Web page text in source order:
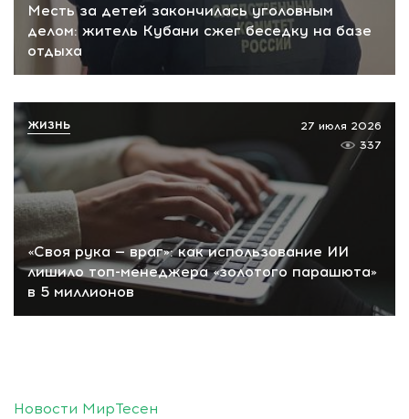
Месть за детей закончилась уголовным
делом: житель Кубани сжег беседку на базе
отдыха
«Своя рука — враг»: как использование ИИ
лишило топ-менеджера «золотого парашюта»
в 5 миллионов
27 июля 2026
337
ЖИЗНЬ
Новости МирТесен